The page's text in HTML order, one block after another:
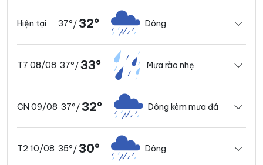
Hiện tại 37°/ 32° Dông
T7 08/08 37°/ 33° Mưa rào nhẹ
CN 09/08 37°/ 32° Dông kèm mưa đá
T2 10/08 35°/ 30° Dông